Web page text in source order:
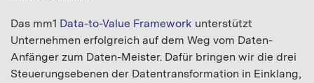
Das mm1 Data-to-Value Framework unterstützt
Unternehmen erfolgreich auf dem Weg vom Daten-
Anfänger zum Daten-Meister. Dafür bringen wir die drei
Steuerungsebenen der Datentransformation in Einklang,